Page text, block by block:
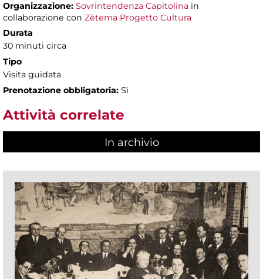
Organizzazione: Sovrintendenza Capitolina in
collaborazione con Zètema Progetto Cultura
Durata
30 minuti circa
Tipo
Visita guidata
Prenotazione obbligatoria: Sì
Attività correlate
In archivio